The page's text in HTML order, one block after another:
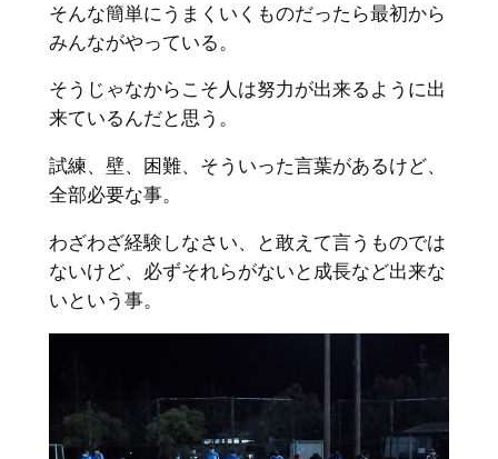
そんな簡単にうまくいくものだったら最初から
みんながやっている。
そうじゃなからこそ人は努力が出来るように出
来ているんだと思う。
試練、壁、困難、そういった言葉があるけど、
全部必要な事。
わざわざ経験しなさい、と敢えて言うものでは
ないけど、必ずそれらがないと成長など出来な
いという事。